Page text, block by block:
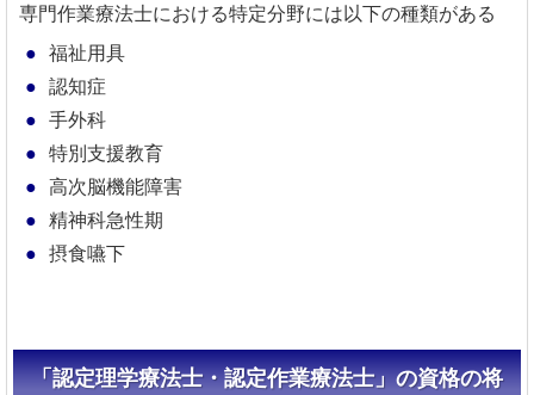
専門作業療法士における特定分野には以下の種類がある
福祉用具
認知症
手外科
特別支援教育
高次脳機能障害
精神科急性期
摂食嚥下
「認定理学療法士・認定作業療法士」の資格の将